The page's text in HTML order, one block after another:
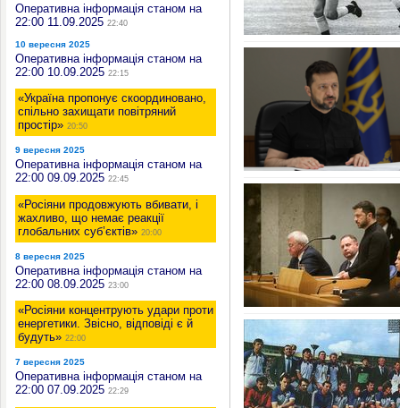
Оперативна інформація станом на
22:00 11.09.2025 22:40
10 вересня 2025
Оперативна інформація станом на
22:00 10.09.2025 22:15
«Україна пропонує скоординовано,
спільно захищати повітряний
простір» 20:50
9 вересня 2025
Оперативна інформація станом на
22:00 09.09.2025 22:45
«Росіяни продовжують вбивати, і
жахливо, що немає реакції
глобальних суб’єктів» 20:00
8 вересня 2025
Оперативна інформація станом на
22:00 08.09.2025 23:00
«Росіяни концентрують удари проти
енергетики. Звісно, відповіді є й
будуть» 22:00
7 вересня 2025
Оперативна інформація станом на
22:00 07.09.2025 22:29